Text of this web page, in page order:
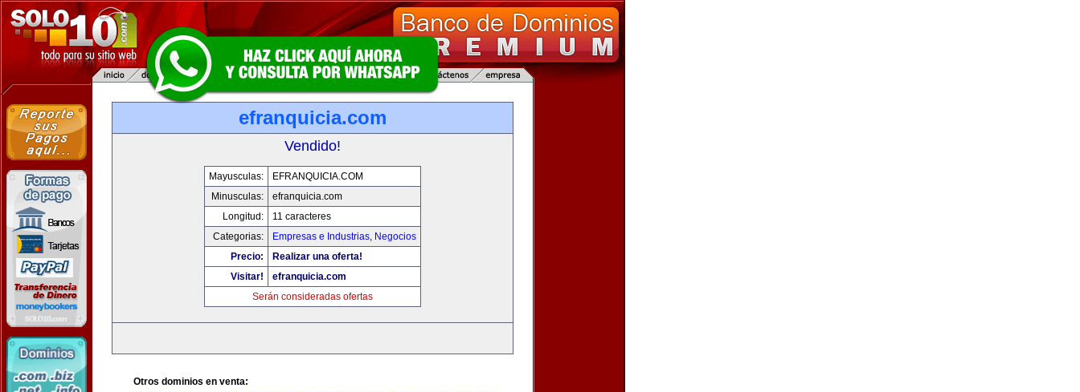
efranquicia.com
Vendido!
Mayusculas:
EFRANQUICIA.COM
Minusculas:
efranquicia.com
Longitud:
11 caracteres
Categorias:
Empresas e Industrias, Negocios
Precio:
Realizar una oferta!
Visitar!
efranquicia.com
Serán consideradas ofertas
Otros dominios en venta: